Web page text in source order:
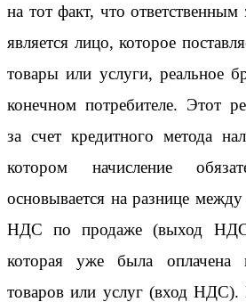
на тот факт, что
является лицо, которое
товары или услуги, реальное
конечном потребителе. Этот
за счет кредитного метода
котором начисление
основывается на разнице между
НДС по продаже (выход
которая уже была оплачена
товаров или услуг (вход НДС).